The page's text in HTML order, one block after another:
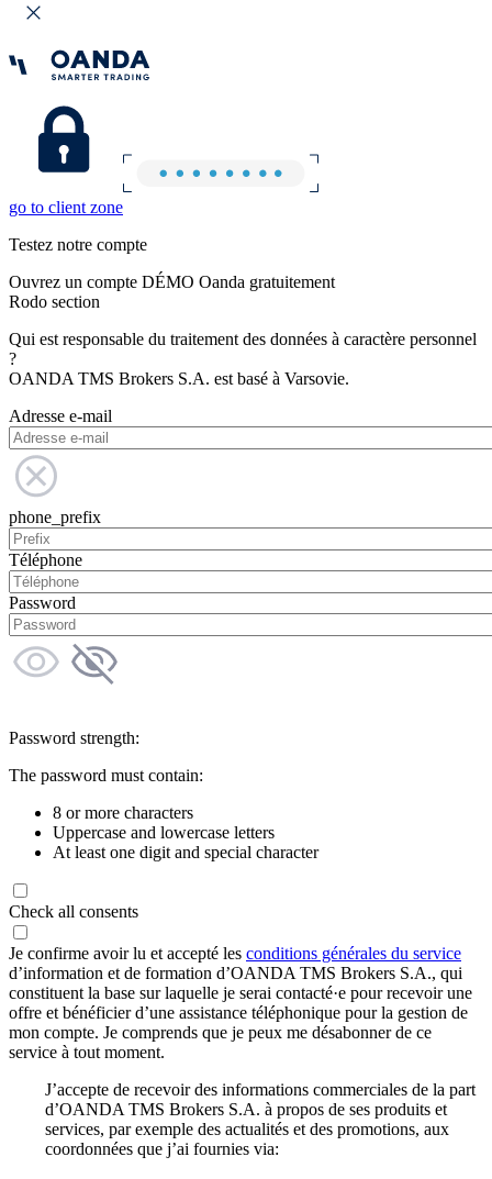
go to client zone
Testez notre compte
Ouvrez un compte DÉMO Oanda gratuitement
Rodo section
Qui est responsable du traitement des données à caractère personnel
?
OANDA TMS Brokers S.A. est basé à Varsovie.
Adresse e-mail
phone_prefix
Téléphone
Password
Password strength:
The password must contain:
8 or more characters
Uppercase and lowercase letters
At least one digit and special character
Check all consents
Je confirme avoir lu et accepté les conditions générales du service
d’information et de formation d’OANDA TMS Brokers S.A., qui
constituent la base sur laquelle je serai contacté·e pour recevoir une
offre et bénéficier d’une assistance téléphonique pour la gestion de
mon compte. Je comprends que je peux me désabonner de ce
service à tout moment.
J’accepte de recevoir des informations commerciales de la part
d’OANDA TMS Brokers S.A. à propos de ses produits et
services, par exemple des actualités et des promotions, aux
coordonnées que j’ai fournies via: